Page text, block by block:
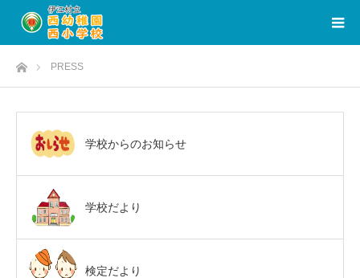
ホームPRESS
学校からのお知らせ
学校だより
検定だより